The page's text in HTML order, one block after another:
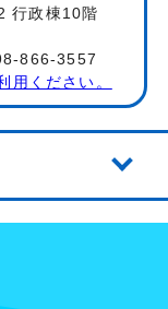
行政棟10階
866-3557
用ください。